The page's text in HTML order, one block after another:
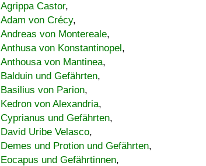
Agrippa Castor,
Adam von Crécy,
Andreas von Montereale,
Anthusa von Konstantinopel,
Anthousa von Mantinea,
Balduin und Gefährten,
Basilius von Parion,
Kedron von Alexandria,
Cyprianus und Gefährten,
David Uribe Velasco,
Demes und Protion und Gefährten,
Eocapus und Gefährtinnen,